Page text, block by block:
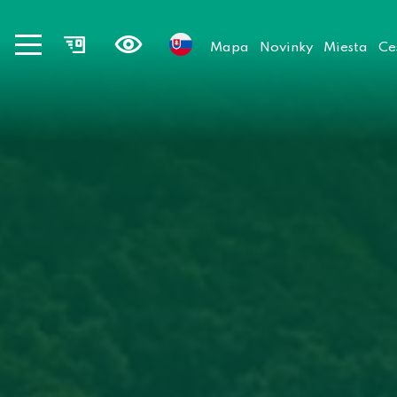
Mapa Novinky Miesta